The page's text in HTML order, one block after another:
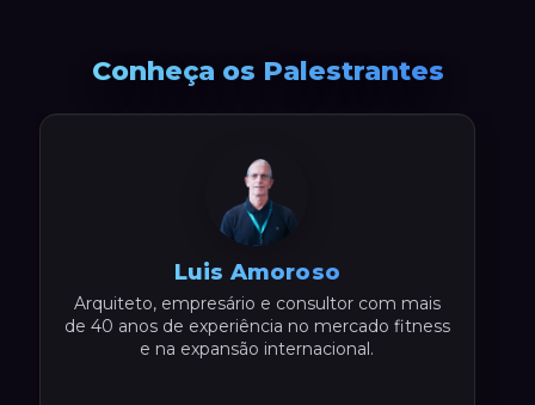
Conheça os Palestrantes
Luis Amoroso
Arquiteto, empresário e consultor com mais
de 40 anos de experiência no mercado fitness
e na expansão internacional.